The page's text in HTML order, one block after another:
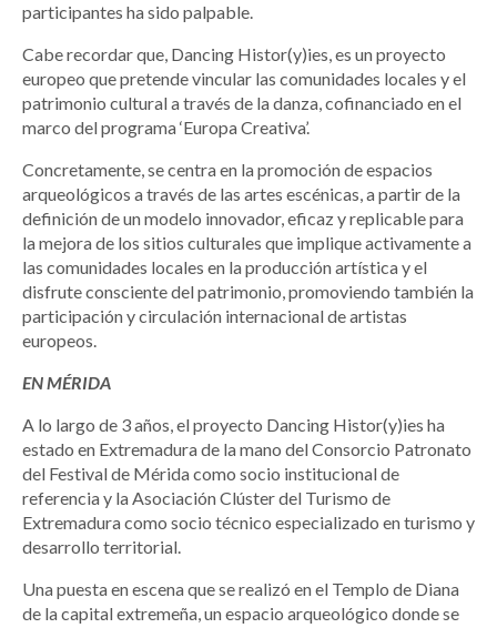
participantes ha sido palpable.
Cabe recordar que, Dancing Histor(y)ies, es un proyecto
europeo que pretende vincular las comunidades locales y el
patrimonio cultural a través de la danza, cofinanciado en el
marco del programa ‘Europa Creativa’.
Concretamente, se centra en la promoción de espacios
arqueológicos a través de las artes escénicas, a partir de la
definición de un modelo innovador, eficaz y replicable para
la mejora de los sitios culturales que implique activamente a
las comunidades locales en la producción artística y el
disfrute consciente del patrimonio, promoviendo también la
participación y circulación internacional de artistas
europeos.
EN MÉRIDA
A lo largo de 3 años, el proyecto Dancing Histor(y)ies ha
estado en Extremadura de la mano del Consorcio Patronato
del Festival de Mérida como socio institucional de
referencia y la Asociación Clúster del Turismo de
Extremadura como socio técnico especializado en turismo y
desarrollo territorial.
Una puesta en escena que se realizó en el Templo de Diana
de la capital extremeña, un espacio arqueológico donde se